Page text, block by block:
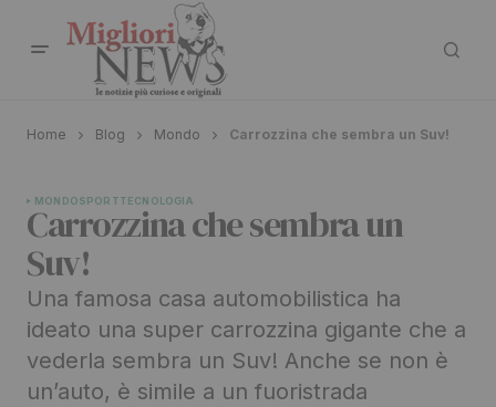
Home Blog Mondo Carrozzina che sembra un Suv!
MONDOSPORTTECNOLOGIA
Carrozzina che sembra un
Suv!
Una famosa casa automobilistica ha
ideato una super carrozzina gigante che a
vederla sembra un Suv! Anche se non è
un’auto, è simile a un fuoristrada